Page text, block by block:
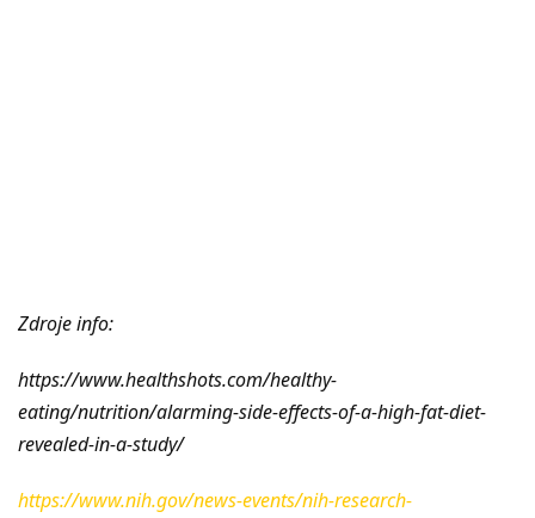
Zdroje info:
https://www.healthshots.com/healthy-
eating/nutrition/alarming-side-effects-of-a-high-fat-diet-
revealed-in-a-study/
https://www.nih.gov/news-events/nih-research-